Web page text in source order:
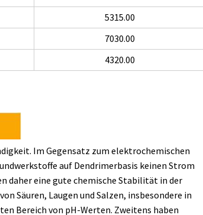
5315.00
7030.00
4320.00
Im Gegensatz zum elektrochemischen
auf Dendrimerbasis keinen Strom
daher eine gute chemische Stabilität in der
Säuren, Laugen und Salzen, insbesondere in
Bereich von pH-Werten. Zweitens haben